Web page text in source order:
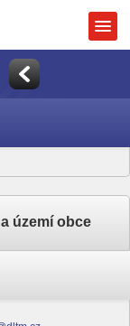
území obce